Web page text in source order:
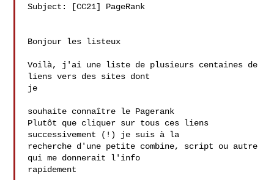
Subject: [CC21] PageRank
Bonjour les listeux
Voilà, j'ai une liste de plusieurs centaines de
liens vers des sites dont
je
souhaite connaître le Pagerank
Plutôt que cliquer sur tous ces liens
successivement (!) je suis à la
recherche d'une petite combine, script ou autre
qui me donnerait l'info
rapidement